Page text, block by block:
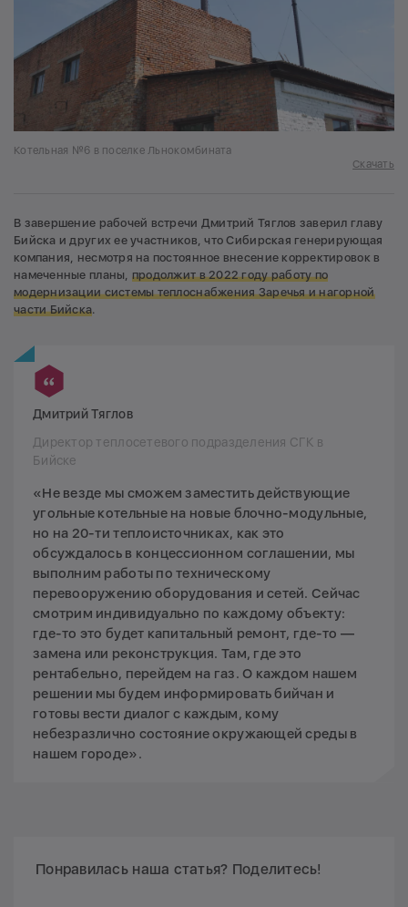
Котельная №6 в поселке Льнокомбината
Скачать
В завершение рабочей встречи Дмитрий Тяглов заверил главу
Бийска и других ее участников, что Сибирская генерирующая
компания, несмотря на постоянное внесение корректировок в
намеченные планы, продолжит в 2022 году работу по
модернизации системы теплоснабжения Заречья и нагорной
части Бийска.
Дмитрий Тяглов
Директор теплосетевого подразделения СГК в
Бийске
«Не везде мы сможем заместить действующие
угольные котельные на новые блочно-модульные,
но на 20-ти теплоисточниках, как это
обсуждалось в концессионном соглашении, мы
выполним работы по техническому
перевооружению оборудования и сетей. Сейчас
смотрим индивидуально по каждому объекту:
где-то это будет капитальный ремонт, где-то —
замена или реконструкция. Там, где это
рентабельно, перейдем на газ. О каждом нашем
решении мы будем информировать бийчан и
готовы вести диалог с каждым, кому
небезразлично состояние окружающей среды в
нашем городе».
Понравилась наша статья? Поделитесь!